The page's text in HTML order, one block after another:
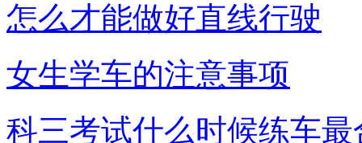
怎么才能做好直线行驶
女生学车的注意事项
科三考试什么时候练车最